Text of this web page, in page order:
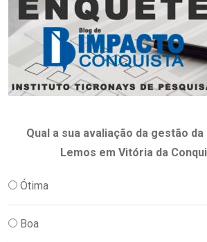
Qual a sua avaliação da gestão
Lemos em Vitória da
Ótima
Boa